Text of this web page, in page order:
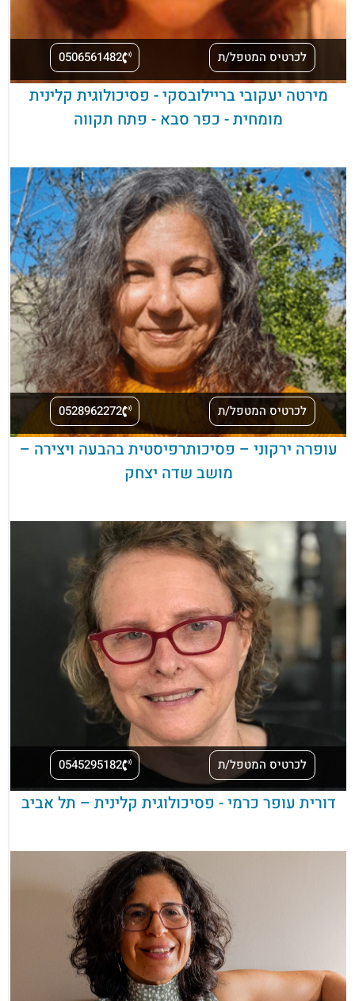
לכרטיס המטפל/ת 0506561482
מירטה יעקובי בריילובסקי - פסיכולוגית קלינית
מומחית - כפר סבא - פתח תקווה
לכרטיס המטפל/ת 0528962272
עופרה ירקוני – פסיכותרפיסטית בהבעה ויצירה –
מושב שדה יצחק
לכרטיס המטפל/ת 0545295182
דורית עופר כרמי - פסיכולוגית קלינית – תל אביב